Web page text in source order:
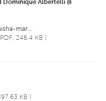
Dominique Albertelli @
mar...
246.4 KB )
KB )